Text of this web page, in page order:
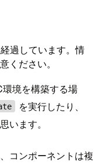
過しています。情
ください。
境を構築する場
を実行したり、
います。
コンポーネントは複